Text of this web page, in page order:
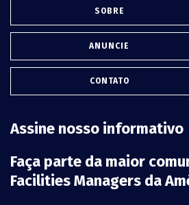
SOBRE
ANUNCIE
CONTATO
Assine nosso informativo
Faça parte da maior
Facilities Managers da